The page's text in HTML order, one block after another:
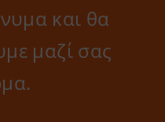
και θα
μαζί σας